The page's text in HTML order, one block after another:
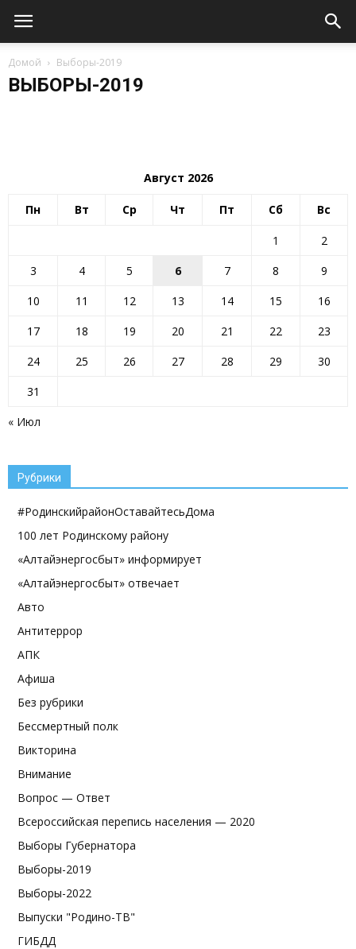
Домой Выборы-2019
ВЫБОРЫ-2019
Федеральным законом от 11.07.2001
№ 95-ФЗ «О политических партиях»
принимать участие в выборах...
15.06.2019
Август 2026
Пн Вт Ср Чт Пт Сб Вс
« Июл
1
2
3
4 5 6 7 8
9
10
11 12 13 14 15
16
17
18 19 20 21 22
23
24
25 26 27 28 29
30
31
Рубрики
#РодинскийрайонОставайтесьДома
100 лет Родинскому району
«Алтайэнергосбыт» информирует
«Алтайэнергосбыт» отвечает
Авто
Антитеррор
АПК
Афиша
Без рубрики
Бессмертный полк
Викторина
Внимание
Вопрос — Ответ
Всероссийская перепись населения — 2020
Выборы Губернатора
Выборы-2019
Выборы-2022
Выпуски "Родино-ТВ"
ГИБДД